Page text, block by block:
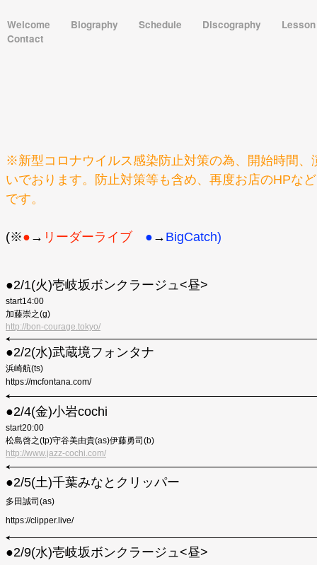
Welcome Biography Schedule Discography
Contact
※新型コロナウイルス感染防止対策の為、開始時間、
いでおります。防止対策等も含め、再度お店のHPな
です。
(※● → リーダーライブ ● → BigCatch)
●2/1(火)壱岐坂ボンクラージュ<昼>
start14:00
加藤崇之(g)
http://bon-courage.tokyo/
●2/2(水)武蔵境フォンタナ
浜崎航(ts)
https://mcfontana.com/
●︎2/4(金)小岩cochi
start20:00
松島啓之(tp)守谷美由貴(as)伊藤勇司(b)
http://www.jazz-cochi.com/
●︎2/5(土)千葉みなとクリッパー
多田誠司(as)
https://clipper.live/
●2/9(水)壱岐坂ボンクラージュ<昼>